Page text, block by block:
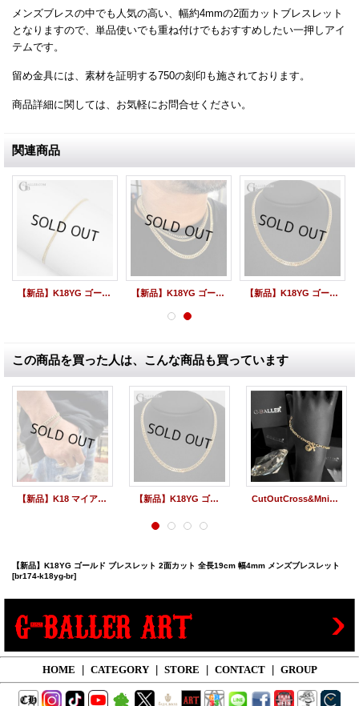
メンズブレスの中でも人気の高い、幅約4mmの2面カットブレスレット
となりますので、単品使いでも重ね付けでもおすすめしたい一押しアイ
テムです。
留め金具には、素材を証明する750の刻印も施されております。
商品詳細に関しては、お気軽にお問合せください。
関連商品
【新品】K18YG ゴールド ブレスレット 2面カット 全長18cm 幅2mm ユニセックス ブレスレット 【新品】K18YG ゴールド ネックレス 2面カット 全長54cm 幅6.7mm メンズネックレス GB刻印入り 【新品】K18YG ゴールド ネックレス 2面カット 全長49.5cm 幅4mm メンズネックレス GB刻印入り
この商品を買った人は、こんな商品も買っています
【新品】K18 マイアミキューバン ブレスレット イエローゴールド 全長20cm 幅7.3mm マイアミブレスレット GB刻印入り 【新品】K18YG ゴールド ネックレス 2面カット 全長49.5cm 幅4mm メンズネックレス GB刻印入り CutOutCross&MniCross K18 アズキ ブレスレット 幅3.8mm YG
【新品】K18YG ゴールド ブレスレット 2面カット 全長19cm 幅4mm メンズブレスレット
[br174-k18yg-br]
HOME | CATEGORY | STORE | CONTACT | GROUP